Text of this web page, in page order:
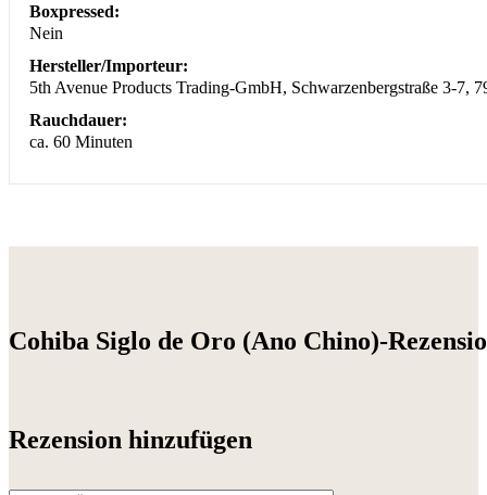
Boxpressed:
Nein
Hersteller/Importeur:
5th Avenue Products Trading-GmbH, Schwarzenbergstraße 3-
Rauchdauer:
ca. 60 Minuten
Cohiba Siglo de Oro (Ano Chino)-
Rezension hinzufügen